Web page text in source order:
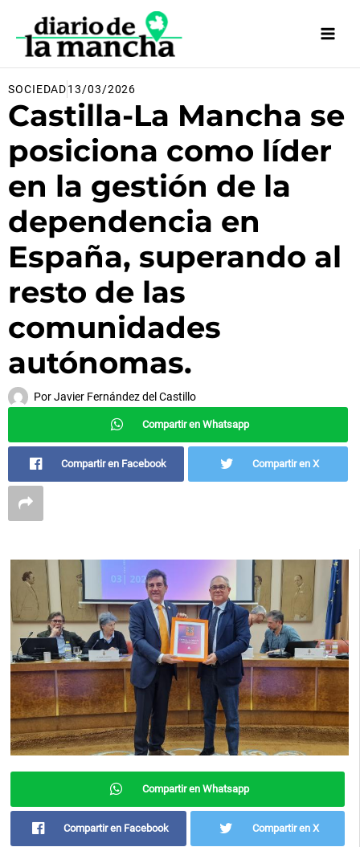
contenido
SOCIEDAD13/03/2026
Castilla-La Mancha se
posiciona como líder
en la gestión de la
dependencia en
España, superando al
resto de las
comunidades
autónomas.
PorJavier Fernández del Castillo
Compartir en Whatsapp
Compartir en Facebook Compartir en X
Compartir en Whatsapp
Compartir en Facebook Compartir en X